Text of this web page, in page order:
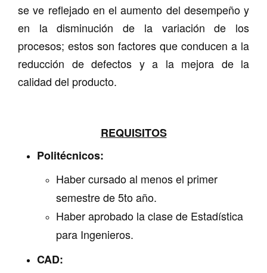
se ve reflejado en el aumento del desempeño y
en la disminución de la variación de los
procesos; estos son factores que conducen a la
reducción de defectos y a la mejora de la
calidad del producto.
REQUISITOS
Politécnicos:
Haber cursado al menos el primer
semestre de 5to año.
Haber aprobado la clase de Estadística
para Ingenieros.
CAD: